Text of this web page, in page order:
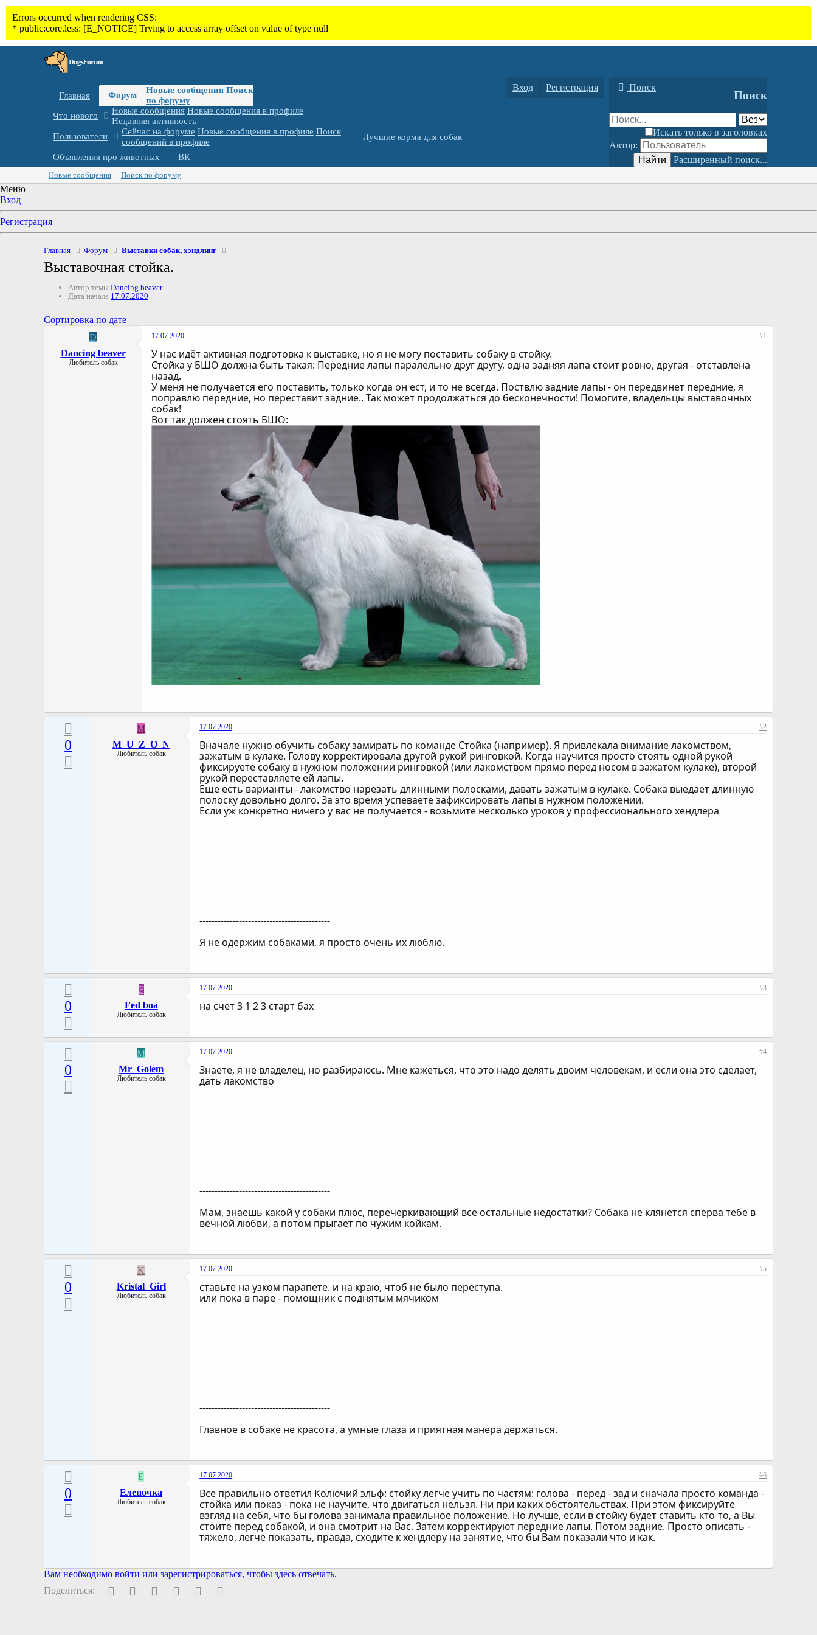
Главная Форум Новые сообщения Поиск
по форуму
Что нового
Новые сообщения Новые сообщения в профиле
Недавняя активность
Пользователи
Сейчас на форуме Новые сообщения в профиле Поиск
сообщений в профиле
Лучшие корма для собак
Объявления про животных ВК
Вход Регистрация Поиск
Поиск
Искать только в заголовках
Автор:
Найти
Расширенный поиск...
Новые сообщения Поиск по форуму
Меню
Вход
Регистрация
Главная Форум Выставки собак, хэндлинг
Выставочная стойка.
Автор темы Dancing beaver
Дата начала 17.07.2020
Сортировка по дате
D
Dancing beaver
Любитель собак
17.07.2020 #1
У нас идёт активная подготовка к выставке, но я не могу поставить собаку в стойку.
Стойка у БШО должна быть такая: Передние лапы паралельно друг другу, одна задняя лапа стоит ровно, другая - отставлена
назад.
У меня не получается его поставить, только когда он ест, и то не всегда. Поствлю задние лапы - он передвинет передние, я
поправлю передние, но переставит задние.. Так может продолжаться до бесконечности! Помогите, владельцы выставочных
собак!
Вот так должен стоять БШО:
0
M
M_U_Z_O_N
Любитель собак
17.07.2020 #2
Вначале нужно обучить собаку замирать по команде Стойка (например). Я привлекала внимание лакомством,
зажатым в кулаке. Голову корректировала другой рукой ринговкой. Когда научится просто стоять одной рукой
фиксируете собаку в нужном положении ринговкой (или лакомством прямо перед носом в зажатом кулаке), второй
рукой переставляете ей лапы.
Еще есть варианты - лакомство нарезать длинными полосками, давать зажатым в кулаке. Собака выедает длинную
полоску довольно долго. За это время успеваете зафиксировать лапы в нужном положении.
Если уж конкретно ничего у вас не получается - возьмите несколько уроков у профессионального хендлера
-------------------------------------------
Я не одержим собаками, я просто очень их люблю.
0
F
Fed boa
Любитель собак
17.07.2020 #3
на счет 3 1 2 3 старт бах
0
M
Mr_Golem
Любитель собак
17.07.2020 #4
Знаете, я не владелец, но разбираюсь. Мне кажеться, что это надо делять двоим человекам, и если она это сделает,
дать лакомство
-------------------------------------------
Мам, знаешь какой у собаки плюс, перечеркивающий все остальные недостатки? Собака не клянется сперва тебе в
вечной любви, а потом прыгает по чужим койкам.
0
K
Kristal_Girl
Любитель собак
17.07.2020 #5
ставьте на узком парапете. и на краю, чтоб не было переступа.
или пока в паре - помощник с поднятым мячиком
-------------------------------------------
Главное в собаке не красота, а умные глаза и приятная манера держаться.
0
Е
Еленочка
Любитель собак
17.07.2020 #6
Все правильно ответил Колючий эльф: стойку легче учить по частям: голова - перед - зад и сначала просто команда -
стойка или показ - пока не научите, что двигаться нельзя. Ни при каких обстоятельствах. При этом фиксируйте
взгляд на себя, что бы голова занимала правильное положение. Но лучше, если в стойку будет ставить кто-то, а Вы
стоите перед собакой, и она смотрит на Вас. Затем корректируют передние лапы. Потом задние. Просто описать -
тяжело, легче показать, правда, сходите к хендлеру на занятие, что бы Вам показали что и как.
Вам необходимо войти или зарегистрироваться, чтобы здесь отвечать.
Поделиться:
Facebook
Twitter PinterestWhatsAppЭлектронная почта